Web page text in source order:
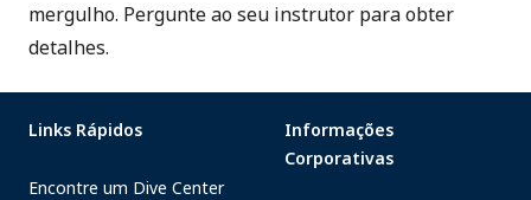
mergulho. Pergunte ao seu instrutor para obter
detalhes.
Links Rápidos
Encontre um Dive Center
Informações
Corporativas